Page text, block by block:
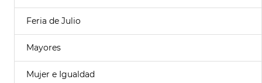
Feria de Julio
Mayores
Mujer e Igualdad